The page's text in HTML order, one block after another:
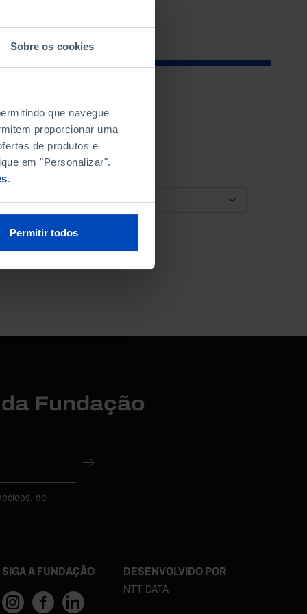
Sobre os cookies
que navegue
proporcionar uma
de produtos e
em "Personalizar".
.
Permitir todos
ORDENAR POR
Fundação
de
SIGA A FUNDAÇÃO DESENVOLVIDO POR
NTT DATA